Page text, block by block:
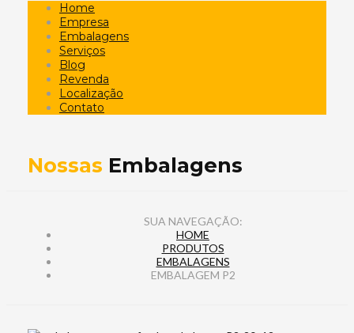
Home
Empresa
Embalagens
Serviços
Blog
Revenda
Localização
Contato
Nossas Embalagens
HOME
PRODUTOS
EMBALAGENS
EMBALAGEM P2